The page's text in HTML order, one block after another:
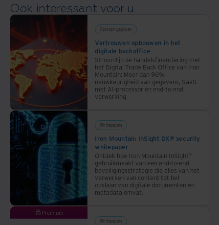
Ook interessant voor u
Oplossingsgidsen
Vertrouwen opbouwen in het
digitale backoffice
Stroomlijn de handelsfinanciering met
het Digital Trade Back Office van Iron
Mountain: Meer dan 96%
nauwkeurigheid van gegevens, SaaS
met AI-processor en end-to-end
verwerking
Whitepapers
Iron Mountain InSight DXP security
whitepaper
Ontdek hoe Iron Mountain InSight®
gebruikmaakt van een end-to-end
beveiligingsstrategie die alles van het
verwerken van content tot het
opslaan van digitale documenten en
metadata omvat.
Premium
Whitepapers